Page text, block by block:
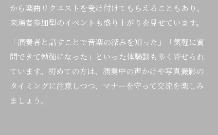
から楽曲リクエストを受け付けてもらえることもあり、
来場者参加型のイベントも盛り上がりを見せています。
「演奏者と話すことで音楽の深みを知った」「気軽に質
問できて勉強になった」といった体験談も多く寄せられ
ています。初めての方は、演奏中の声かけや写真撮影の
タイミングに注意しつつ、マナーを守って交流を楽しみ
ましょう。